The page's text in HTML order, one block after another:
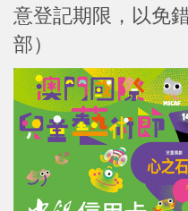
意登記期限，以免
部）